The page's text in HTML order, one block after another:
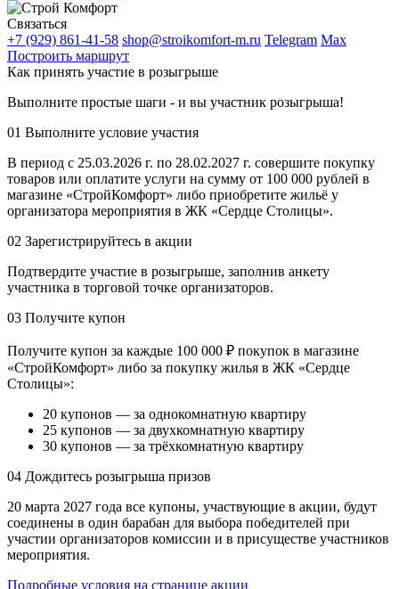
Связаться
+7 (929) 861-41-58 shop@stroikomfort-m.ru Telegram Max
Построить маршрут
Как принять участие в розыгрыше
Выполните простые шаги - и вы участник розыгрыша!
01 Выполните условие участия
В период с 25.03.2026 г. по 28.02.2027 г. совершите покупку
товаров или оплатите услуги на сумму от 100 000 рублей в
магазине «СтройКомфорт» либо приобретите жильё у
организатора мероприятия в ЖК «Сердце Столицы».
02 Зарегистрируйтесь в акции
Подтвердите участие в розыгрыше, заполнив анкету
участника в торговой точке организаторов.
03 Получите купон
Получите купон за каждые 100 000 ₽ покупок в магазине
«СтройКомфорт» либо за покупку жилья в ЖК «Сердце
Столицы»:
20 купонов — за однокомнатную квартиру
25 купонов — за двухкомнатную квартиру
30 купонов — за трёхкомнатную квартиру
04 Дождитесь розыгрыша призов
20 марта 2027 года все купоны, участвующие в акции, будут
соединены в один барабан для выбора победителей при
участии организаторов комиссии и в присуществе участников
мероприятия.
Подробные условия на странице акции